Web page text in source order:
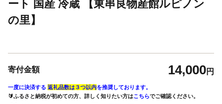
ート 国産 冷蔵 【東串良物産館ルピノン
の里】
寄付金額 14,000円
一度に決済する 返礼品数は３つ以内を推奨しております。
🔰ふるさと納税が初めての方、詳しく知りたい方はこちらでご確認ください。